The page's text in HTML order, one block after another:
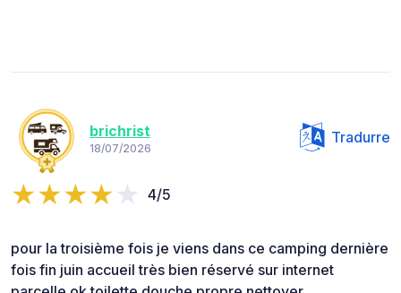
brichrist
18/07/2026
Tradurre
4/5
pour la troisième fois je viens dans ce camping dernière
fois fin juin accueil très bien réservé sur internet